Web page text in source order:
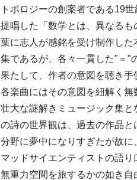
トポロジーの創案者である19
提唱した「数学とは、異なる
葉に志人が感銘を受け制作し
集であるが、各々一貫した"＝"
果たして、作者の意図を聴き
各楽曲にはその意図を紐解く無
壮大な謎解きミュージック集
の詩の世界観は、過去の作品
分野に夢中になりすぎたが故
マッドサイエンティストの語
無重力空間を旅するかの如き